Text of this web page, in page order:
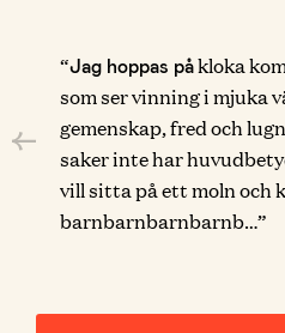
“Jag hoppas påkloka
som ser vinning i mjuka
gemenskap, fred och
saker inte har
vill sitta på ett moln och
barnbarnbarnbarnb…”